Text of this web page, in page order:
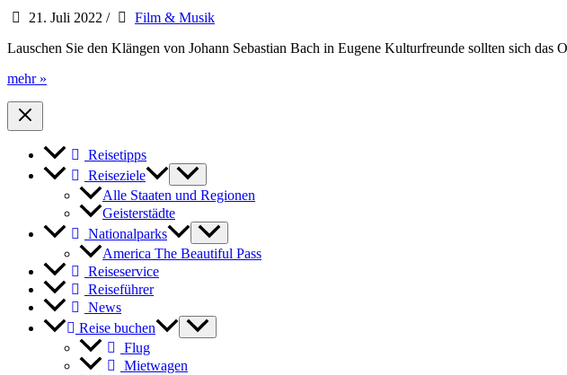
in
21. Juli 2022 /
Film & Musik
Lauschen Sie den Klängen von Johann Sebastian Bach in Eugene Kulturfreunde sollten sich
Klassische
beim
Bach
Oregon
mehr »
Reisetipps
Reiseziele
Alle Staaten und Regionen
Geisterstädte
Nationalparks
America The Beautiful Pass
Reiseservice
Reiseführer
News
Reise buchen
Flug
Mietwagen